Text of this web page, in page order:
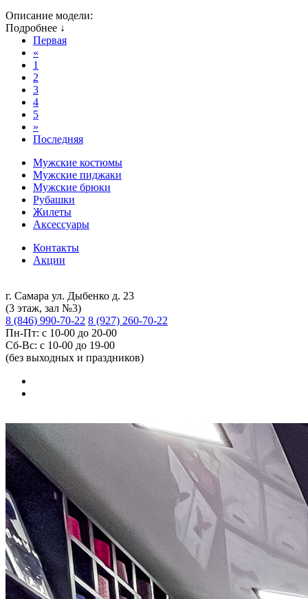
Описание модели:
Подробнее ↓
Первая
«
1
2
3
4
5
»
Последняя
Мужские костюмы
Мужские пиджаки
Мужские брюки
Рубашки
Жилеты
Аксессуары
Контакты
Акции
г. Самара ул. Дыбенко д. 23
(3 этаж, зал №3)
8 (846) 990-70-22 8 (927) 260-70-22
Пн-Пт: с 10-00 до 20-00
Сб-Вс: с 10-00 до 19-00
(без выходных и праздников)